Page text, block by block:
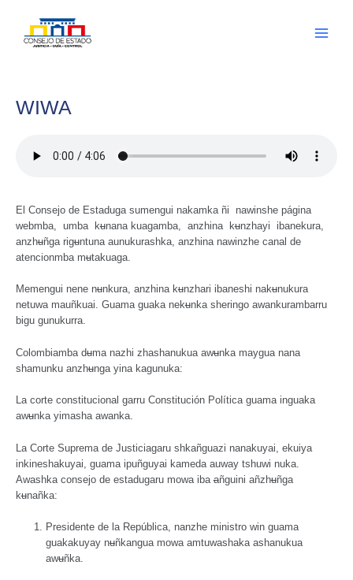
contenido
WIWA
El Consejo de Estaduga sumengui nakamka ñi nawinshe página
webmba, umba kunana kuagamba, anzhina kunzhayi ibanekura,
anzhuñga riguntuna aunukurashka, anzhina nawinzhe canal de
atencionmba mutakuaga.
Memengui nene nunkura, anzhina kunzhari ibaneshi nakunukura
netuwa mauñkuai. Guama guaka nekunka sheringo awankurambarru
bigu gunukurra.
Colombiamba duma nazhi zhashanukua awunka maygua nana
shamunku anzhunga yina kagunuka:
La corte constitucional garru Constitución Política guama inguaka
awunka yimasha awanka.
La Corte Suprema de Justiciagaru shkañguazi nanakuyai, ekuiya
inkineshakuyai, guama ipuñguyai kameda auway tshuwi nuka.
Awashka consejo de estadugaru mowa ibaañguini añzhuñga
kunañka:
Presidente de la República, nanzhe ministro win guama
guakakuyay nuñkangua mowa amtuwashaka ashanukua
awuñka.